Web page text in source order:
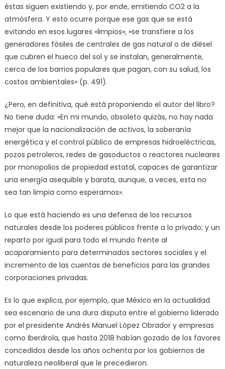
éstas siguen existiendo y, por ende, emitiendo CO2 a la
atmósfera. Y esto ocurre porque ese gas que se está
evitando en esos lugares «limpios», «se transfiere a los
generadores fósiles de centrales de gas natural o de diésel
que cubren el hueco del sol y se instalan, generalmente,
cerca de los barrios populares que pagan, con su salud, los
costos ambientales» (p. 491).
¿Pero, en definitiva, qué está proponiendo el autor del libro?
No tiene duda: «En mi mundo, obsoleto quizás, no hay nada
mejor que la nacionalización de activos, la soberanía
energética y el control público de empresas hidroeléctricas,
pozos petroleros, redes de gasoductos o reactores nucleares
por monopolios de propiedad estatal, capaces de garantizar
una energía asequible y barata, aunque, a veces, esta no
sea tan limpia como esperamos».
Lo que está haciendo es una defensa de los recursos
naturales desde los poderes públicos frente a lo privado; y un
reparto por igual para todo el mundo frente al
acaparamiento para determinados sectores sociales y el
incremento de las cuentas de beneficios para las grandes
corporaciones privadas.
Es lo que explica, por ejemplo, que México en la actualidad
sea escenario de una dura disputa entre el gobierno liderado
por el presidente Andrés Manuel López Obrador y empresas
como Iberdrola, que hasta 2018 habían gozado de los favores
concedidos desde los años ochenta por los gobiernos de
naturaleza neoliberal que le precedieron.